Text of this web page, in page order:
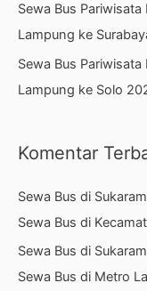
Sewa Bus
Lampung ke
Sewa Bus
Lampung ke Solo
Komentar
Sewa Bus di
Sewa Bus di
Sewa Bus di
Sewa Bus di Metro